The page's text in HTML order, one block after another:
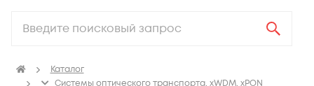
Каталог
Системы оптического транспорта, xWDM, xPON